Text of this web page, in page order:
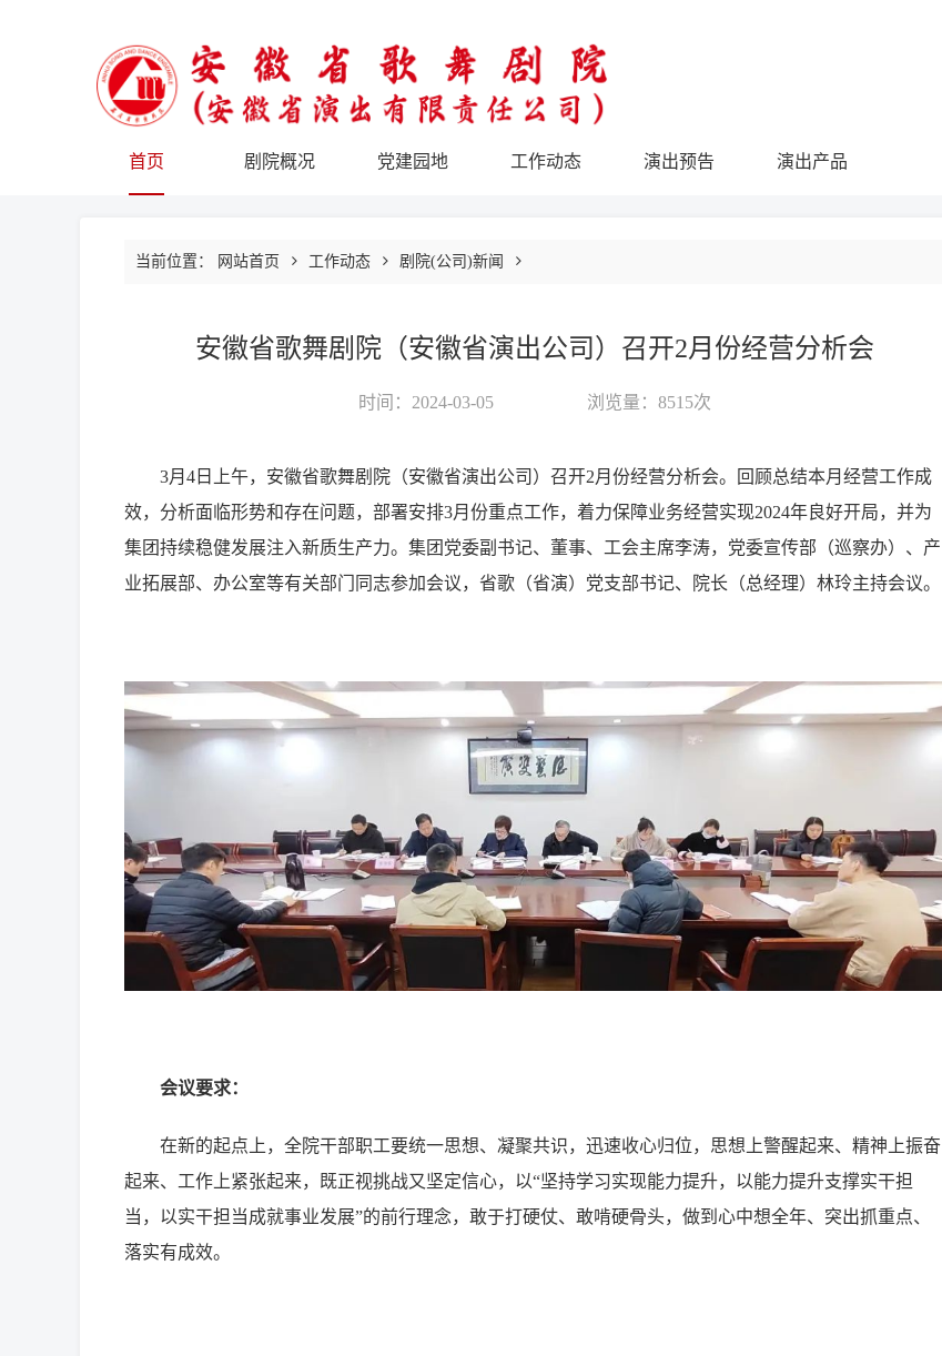
首页 剧院概况 党建园地 工作动态 演出预告 演出产品
当前位置： 网站首页 工作动态 剧院(公司)新闻
安徽省歌舞剧院（安徽省演出公司）召开2月份经营分析会
时间：2024-03-05 浏览量： 8515次
3月4日上午，安徽省歌舞剧院（安徽省演出公司）召开2月份经营分析会。回顾总结本月经营工作成
效，分析面临形势和存在问题，部署安排3月份重点工作，着力保障业务经营实现2024年良好开局，并为
集团持续稳健发展注入新质生产力。集团党委副书记、董事、工会主席李涛，党委宣传部（巡察办）、产
业拓展部、办公室等有关部门同志参加会议，省歌（省演）党支部书记、院长（总经理）林玲主持会议。
会议要求：
在新的起点上，全院干部职工要统一思想、凝聚共识，迅速收心归位，思想上警醒起来、精神上振奋
起来、工作上紧张起来，既正视挑战又坚定信心，以“坚持学习实现能力提升，以能力提升支撑实干担
当，以实干担当成就事业发展”的前行理念，敢于打硬仗、敢啃硬骨头，做到心中想全年、突出抓重点、
落实有成效。